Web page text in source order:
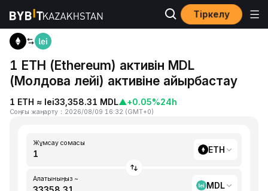
Тіркелу
Басты бет ETH to MDL
1 ETH (Ethereum) активін MDL
(Молдова лейі) активіне айырбастау
1 ETH ≈ lei33,358.31 MDL▲+0.05%24h
Соңғы жаңарту ： 2026/08/09 16:32 (GMT+0)
Жұмсау сомасы
ETH
Алатыныңыз ~
MDL